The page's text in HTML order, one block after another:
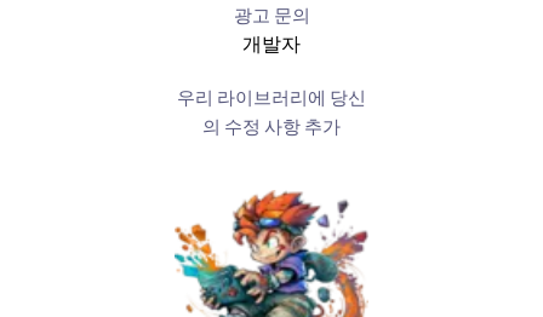
광고 문의
개발자
우리 라이브러리에 당신
의 수정 사항 추가